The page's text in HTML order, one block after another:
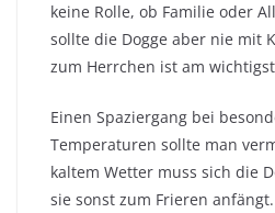
keine Rolle, ob Familie oder
sollte die Dogge aber nie mit
zum Herrchen ist am
Einen Spaziergang bei
Temperaturen sollte man
kaltem Wetter muss sich die
sie sonst zum Frieren